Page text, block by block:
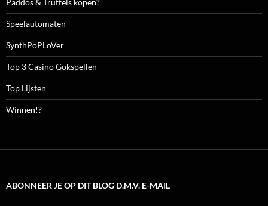
Speelautomaten
SynthPoPLoVer
Top 3 Casino Gokspellen
Top Lijsten
Winnen!?
ABONNEER JE OP DIT BLOG D.M.V. E-MAIL